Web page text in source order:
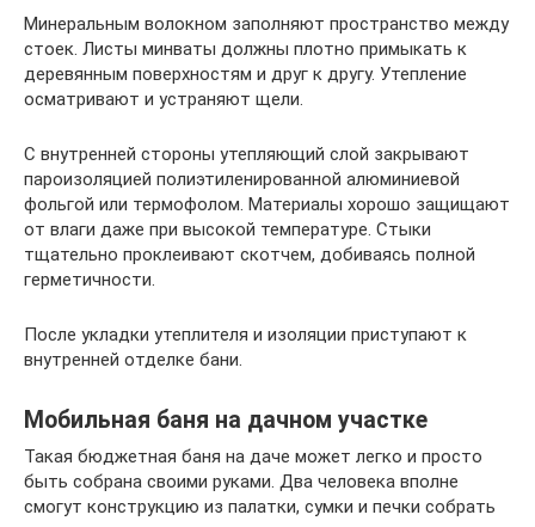
Минеральным волокном заполняют пространство между
стоек. Листы минваты должны плотно примыкать к
деревянным поверхностям и друг к другу. Утепление
осматривают и устраняют щели.
С внутренней стороны утепляющий слой закрывают
пароизоляцией полиэтиленированной алюминиевой
фольгой или термофолом. Материалы хорошо защищают
от влаги даже при высокой температуре. Стыки
тщательно проклеивают скотчем, добиваясь полной
герметичности.
После укладки утеплителя и изоляции приступают к
внутренней отделке бани.
Мобильная баня на дачном участке
Такая бюджетная баня на даче может легко и просто
быть собрана своими руками. Два человека вполне
смогут конструкцию из палатки, сумки и печки собрать